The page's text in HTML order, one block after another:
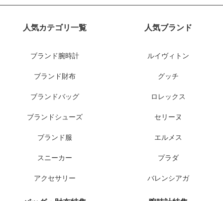
人気カテゴリ一覧
ブランド腕時計
ブランド財布
ブランドバッグ
ブランドシューズ
ブランド服
スニーカー
アクセサリー
人気ブランド
ルイヴィトン
グッチ
ロレックス
セリーヌ
エルメス
プラダ
バレンシアガ